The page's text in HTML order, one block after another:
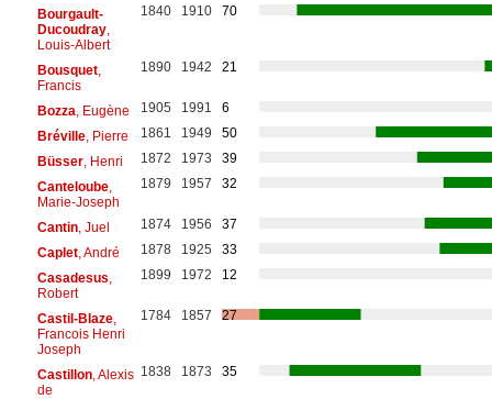
Bourgault-
Ducoudray,
Louis-Albert
1840 1910 70
Bousquet,
Francis
1890 1942 21
Bozza , Eugène 1905 1991
6
Bréville, Pierre 1861 1949
50
Büsser, Henri 1872 1973
39
Canteloube,
Marie-Joseph
1879 1957 32
Cantin, Juel 1874 1956
37
Caplet, André 1878 1925
33
Casadesus
Robert
1899 1972 12
Castil-Blaze,
Francois Henri
Joseph
1784 1857 27
Castillon, Alexis
de
1838 1873 35